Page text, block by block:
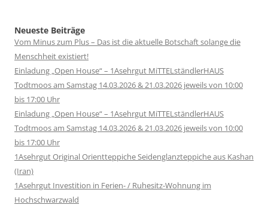
Neueste Beiträge
Vom Minus zum Plus – Das ist die aktuelle Botschaft solange die
Menschheit existiert!
Einladung „Open House“ – 1Asehrgut MiTTELständlerHAUS
Todtmoos am Samstag 14.03.2026 & 21.03.2026 jeweils von 10:00
bis 17:00 Uhr
Einladung „Open House“ – 1Asehrgut MiTTELständlerHAUS
Todtmoos am Samstag 14.03.2026 & 21.03.2026 jeweils von 10:00
bis 17:00 Uhr
1Asehrgut Original Orientteppiche Seidenglanzteppiche aus Kashan
(Iran)
1Asehrgut Investition in Ferien- / Ruhesitz-Wohnung im
Hochschwarzwald